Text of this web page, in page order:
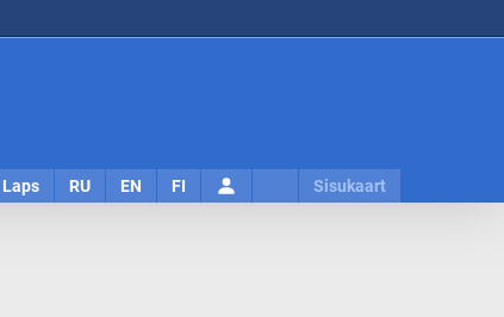
Laps RU EN FI Sisukaart